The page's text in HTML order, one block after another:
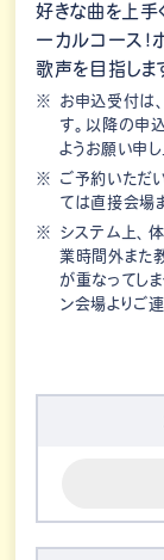
好きな曲を上手
ーカルコース！
歌声を目指しま
お申込受付は
す。以降の申
ようお願い申し
ご予約いただ
ては直接会場
システム上、
業時間外また
が重なってし
ン会場よりご連